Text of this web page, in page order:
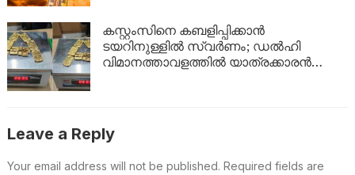
കസ്റ്റംസിനെ കബളിപ്പിക്കാൻ
ടയറിനുള്ളിൽ സ്വർണം; ഡൽഹി
വിമാനത്താവളത്തിൽ യാത്രക്കാരൻ
Leave a Reply
Your email address will not be published. Required fields are